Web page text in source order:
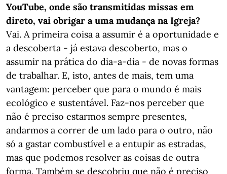
YouTube, onde são transmitidas missas em
direto, vai obrigar a uma mudança na Igreja?
Vai. A primeira coisa a assumir é a oportunidade e
a descoberta - já estava descoberto, mas o
assumir na prática do dia-a-dia - de novas formas
de trabalhar. E, isto, antes de mais, tem uma
vantagem: perceber que para o mundo é mais
ecológico e sustentável. Faz-nos perceber que
não é preciso estarmos sempre presentes,
andarmos a correr de um lado para o outro, não
só a gastar combustível e a entupir as estradas,
mas que podemos resolver as coisas de outra
forma. Também se descobriu que não é preciso